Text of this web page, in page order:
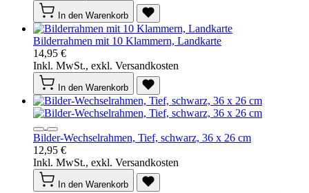
In den Warenkorb
Bilderrahmen mit 10 Klammern, Landkarte
14,95 €
Inkl. MwSt., exkl. Versandkosten
In den Warenkorb
Bilder-Wechselrahmen, Tief, schwarz, 36 x 26 cm
12,95 €
Inkl. MwSt., exkl. Versandkosten
In den Warenkorb